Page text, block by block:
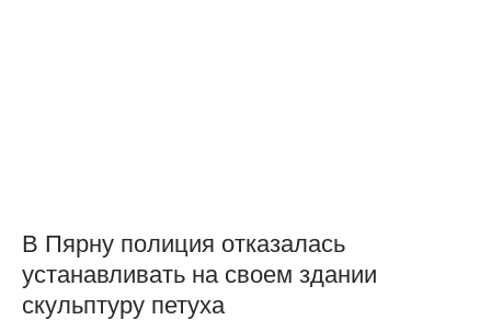
В Пярну полиция отказалась
устанавливать на своем здании
скульптуру петуха